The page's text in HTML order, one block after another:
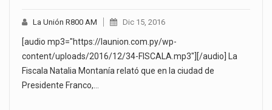
La Unión R800 AM Dic 15, 2016
[audio mp3="https://launion.com.py/wp-
content/uploads/2016/12/34-FISCALA.mp3"][/audio] La
Fiscala Natalia Montanía relató que en la ciudad de
Presidente Franco,…